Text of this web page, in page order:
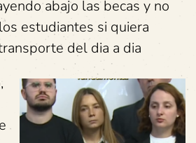
abajo las becas y no
estudiantes si quiera
del dia a dia